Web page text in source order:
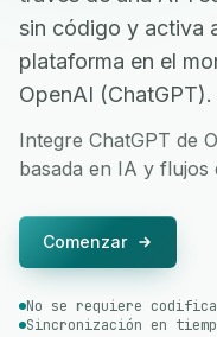
sin código y activa
plataforma en el
OpenAI (ChatGPT).
Integre ChatGPT de
basada en IA y flujos
Comenzar
No se requiere
Sincronización en